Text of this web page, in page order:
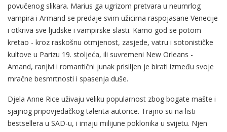
povučenog slikara. Marius ga ugrizom pretvara u neumrlog
vampira i Armand se predaje svim užicima raspojasane Venecije
i otkriva sve ljudske i vampirske slasti. Kamo god se potom
kretao - kroz raskošnu otmjenost, zasjede, vatru i sotonističke
kultove u Parizu 19. stoljeća, ili suvremeni New Orleans -
Amand, ranjivi i romantični junak prisiljen je birati između svoje
mračne besmrtnosti i spasenja duše.
Djela Anne Rice uživaju veliku popularnost zbog bogate mašte i
sjajnog pripovjedačkog talenta autorice. Trajno su na listi
bestsellera u SAD-u, i imaju milijune poklonika u svijetu. Njen